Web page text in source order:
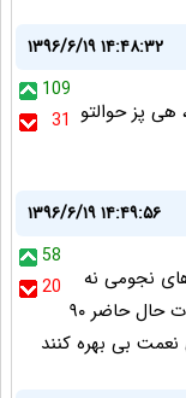
۱۳۹۶/۶/۱۹ ۱۴:۴۸:۳۲
109
31 پز حوالتو
۱۳۹۶/۶/۱۹ ۱۴:۴۹:۵۶
58
20
نجومی نه
توان تولید دارند نه تمایل وقتی محصولات حال حاضر ۹۰
بی بهره کنند